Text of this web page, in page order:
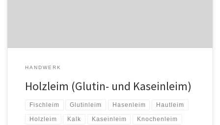
HANDWERK
Holzleim (Glutin- und Kaseinleim)
Fischleim Glutinleim Hasenleim Hautleim
Holzleim Kalk Kaseinleim Knochenleim